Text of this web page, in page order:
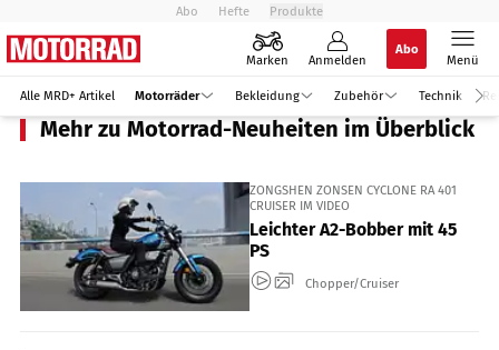
Abo Hefte Produkte
Marken Anmelden
Abo
Menü
Alle MRD+ Artikel Motorräder Bekleidung Zubehör Technik
Mehr zu Motorrad-Neuheiten im Überblick
ZONGSHEN ZONSEN CYCLONE RA 401
CRUISER IM VIDEO
Leichter A2-Bobber mit 45
PS
Chopper/Cruiser